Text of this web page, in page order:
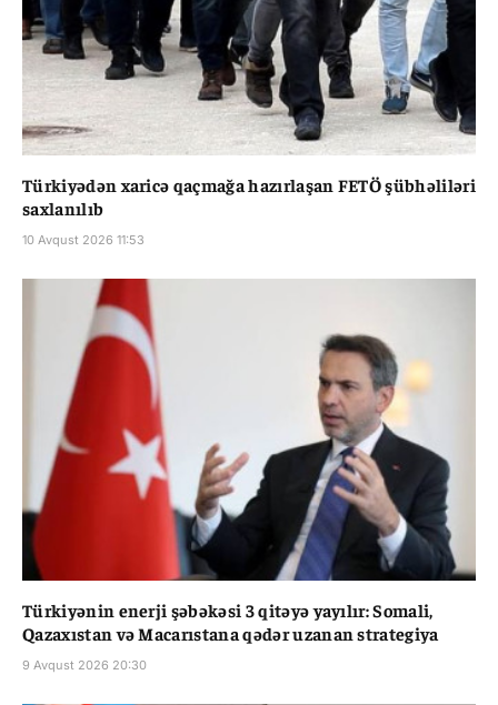
Türkiyədən xaricə qaçmağa hazırlaşan FETÖ şübhəliləri
saxlanılıb
10 Avqust 2026 11:53
Türkiyənin enerji şəbəkəsi 3 qitəyə yayılır: Somali,
Qazaxıstan və Macarıstana qədər uzanan strategiya
9 Avqust 2026 20:30